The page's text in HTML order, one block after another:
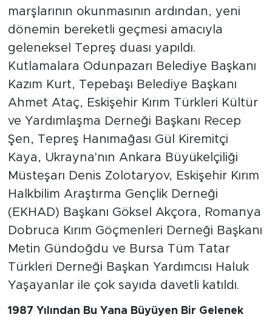
marşlarının okunmasının ardından, yeni
dönemin bereketli geçmesi amacıyla
geleneksel Tepreş duası yapıldı.
Kutlamalara Odunpazarı Belediye Başkanı
Kazım Kurt, Tepebaşı Belediye Başkanı
Ahmet Ataç, Eskişehir Kırım Türkleri Kültür
ve Yardımlaşma Derneği Başkanı Recep
Şen, Tepreş Hanımağası Gül Kiremitçi
Kaya, Ukrayna'nın Ankara Büyükelçiliği
Müsteşarı Denis Zolotaryov, Eskişehir Kırım
Halkbilim Araştırma Gençlik Derneği
(EKHAD) Başkanı Göksel Akçora, Romanya
Dobruca Kırım Göçmenleri Derneği Başkanı
Metin Gündoğdu ve Bursa Tüm Tatar
Türkleri Derneği Başkan Yardımcısı Haluk
Yaşayanlar ile çok sayıda davetli katıldı.
1987 Yılından Bu Yana Büyüyen Bir Gelenek